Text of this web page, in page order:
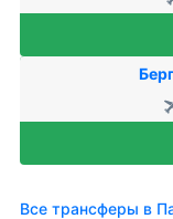
Все трансферы в